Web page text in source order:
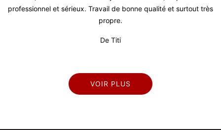
très
De Julien
VOIR PLUS